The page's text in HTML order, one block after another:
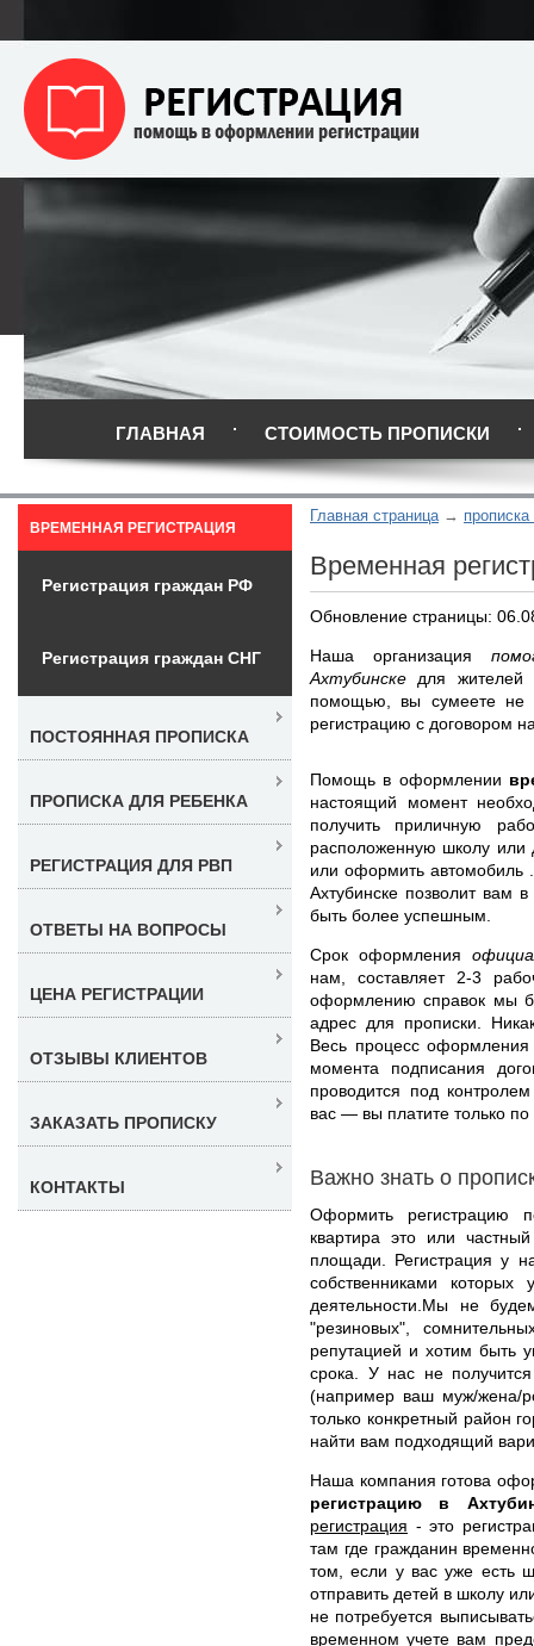
ГЛАВНАЯ СТОИМОСТЬ ПРОПИСКИ
Главная страница
Временная
Обновление страницы:
Наша организация
Ахтубинске для
помощью, вы сумеете не
регистрацию с договором
Помощь в оформлении
настоящий момент
получить приличную
расположенную школу или
или оформить автомобиль
Ахтубинске позволит вам
быть более успешным.
Срок оформления
нам, составляет 2-3
оформлению справок мы
адрес для прописки.
Весь процесс оформления
момента подписания
проводится под
вас — вы платите только по
Важно знать о
Оформить регистрацию
квартира это или
площади. Регистрация у
собственниками
деятельности.Мы не
"резиновых",
репутацией и хотим быть
срока. У нас не
(например ваш муж/жена/
только конкретный район
найти вам подходящий
Наша компания готова
регистрацию в
регистрация - это
там где гражданин
том, если у вас уже есть
отправить детей в школу
не потребуется
временном учете вам
ВРЕМЕННАЯ РЕГИСТРАЦИЯ
Регистрация граждан РФ
Регистрация граждан СНГ
ПОСТОЯННАЯ ПРОПИСКА
ПРОПИСКА ДЛЯ РЕБЕНКА
РЕГИСТРАЦИЯ ДЛЯ РВП
ОТВЕТЫ НА ВОПРОСЫ
ЦЕНА РЕГИСТРАЦИИ
ОТЗЫВЫ КЛИЕНТОВ
ЗАКАЗАТЬ ПРОПИСКУ
КОНТАКТЫ